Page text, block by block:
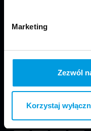
Marketing
Zezwól
Korzystaj
Jesteśmy częścią